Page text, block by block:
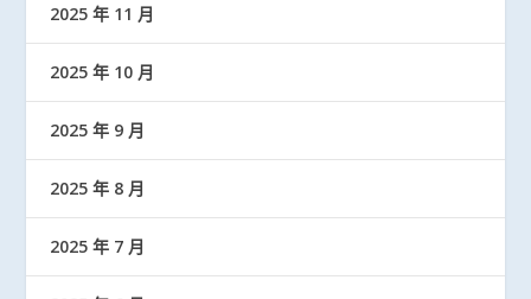
2025 年 11 月
2025 年 10 月
2025 年 9 月
2025 年 8 月
2025 年 7 月